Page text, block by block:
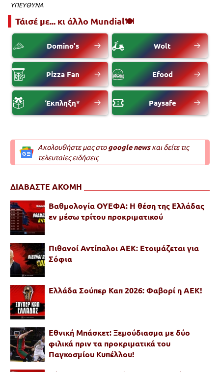
ΥΠΕΥΘΥΝΑ
Τάισέ με... κι άλλο Mundial🍽️
Domino's Wolt
Pizza Fan Efood
Έκπληξη* Paysafe
Ακολουθήστε μας στοgoogle newsκαι δείτε τις
τελευταίες ειδήσεις
ΔΙΑΒΑΣΤΕ ΑΚΟΜΗ
Βαθμολογία ΟΥΕΦΑ: Η θέση της Ελλάδας
εν μέσω τρίτου προκριματικού
Πιθανοί Αντίπαλοι ΑΕΚ: Ετοιμάζεται για
Σόφια
Ελλάδα Σούπερ Καπ 2026: Φαβορί η ΑΕΚ!
Εθνική Μπάσκετ: Ξεμούδιασμα με δύο
φιλικά πριν τα προκριματικά του
Παγκοσμίου Κυπέλλου!